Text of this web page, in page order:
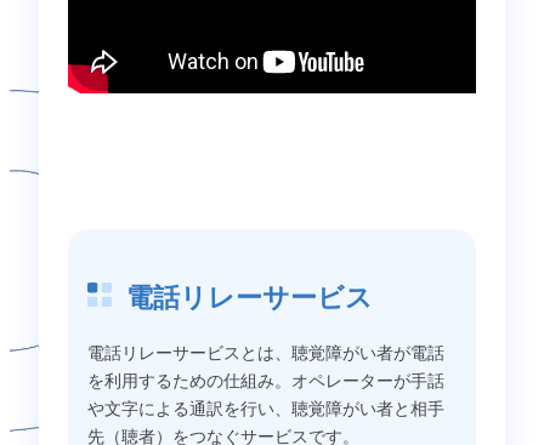
電話リレーサービス
電話リレーサービスとは、聴覚障がい者が電話
を利用するための仕組み。オペレーターが手話
や文字による通訳を行い、聴覚障がい者と相手
先（聴者）をつなぐサービスです。